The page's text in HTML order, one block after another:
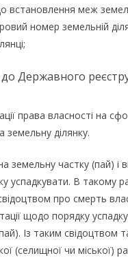
меж
номер земельній
Державного
права власності на
земельну ділянку.
частку (пай) і
успадкувати. В такому
про смерть
щодо порядку
Із таким свідоцтвом
(селищної чи
погода
жителів
спекою
06.08.2026